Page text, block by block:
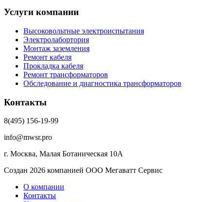
Услуги компании
Высоковольтные электроиспытания
Электролабортория
Монтаж заземления
Ремонт кабеля
Прокладка кабеля
Ремонт трансформаторов
Обследование и диагностика трансформаторов
Контакты
8(495) 156-19-99
info@mwsr.pro
г. Москва, Малая Ботаническая 10А
Создан 2026 компанией ООО Мегаватт Сервис
О компании
Контакты